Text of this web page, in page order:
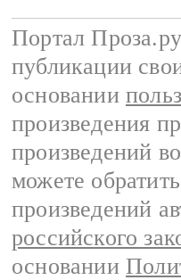
Портал
публикации
основании
произведения
произведений
можете
произведений
российского
основании